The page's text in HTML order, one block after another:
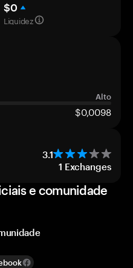
$0
Liquidez
Alto
$0,0098
3.1
1 Exchanges
e comunidade